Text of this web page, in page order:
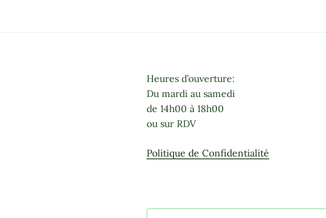
Heures d’ouverture:
Du mardi au samedi
de 14h00 à 18h00
ou sur RDV
Politique de Confidentialité